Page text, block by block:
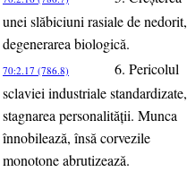
unei slăbiciuni rasiale de nedorit,
degenerarea biologică.
70:2.17 (786.8)
6. Pericolul
sclaviei industriale standardizate,
stagnarea personalităţii. Munca
înnobilează, însă corvezile
monotone abrutizează.